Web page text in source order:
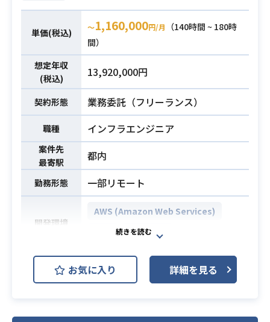
・インフラ設計、構築
・効率化、自動化 etc.
必須スキル
・Webサービス開発におけるクラウ
ド環境の構築経験2年以上
・クラウド環境でのインフラ保守・
運用経験1年以上
・Linuxサーバーの運用・保守経験
・Terraform・Ansible等のIaC(Infras
tructure as Code)を用いたご経験
・ミドルウェア設定のご経験
・シェルスクリプトのコーディング
経験
単価(税込) 〜1,160,000円/月
（140時間 ~ 180時
間）
想定年収
(税込)
13,920,000円
契約形態 業務委託（フリーランス）
職種 インフラエンジニア
案件先
最寄駅
都内
勤務形態 一部リモート
開発環境
AWS (Amazon Web Services)
Redmine
大手グループ向けの生成AIを活用し
た開発プロセス・管理基盤構築にお
お気に入り 詳細を見る